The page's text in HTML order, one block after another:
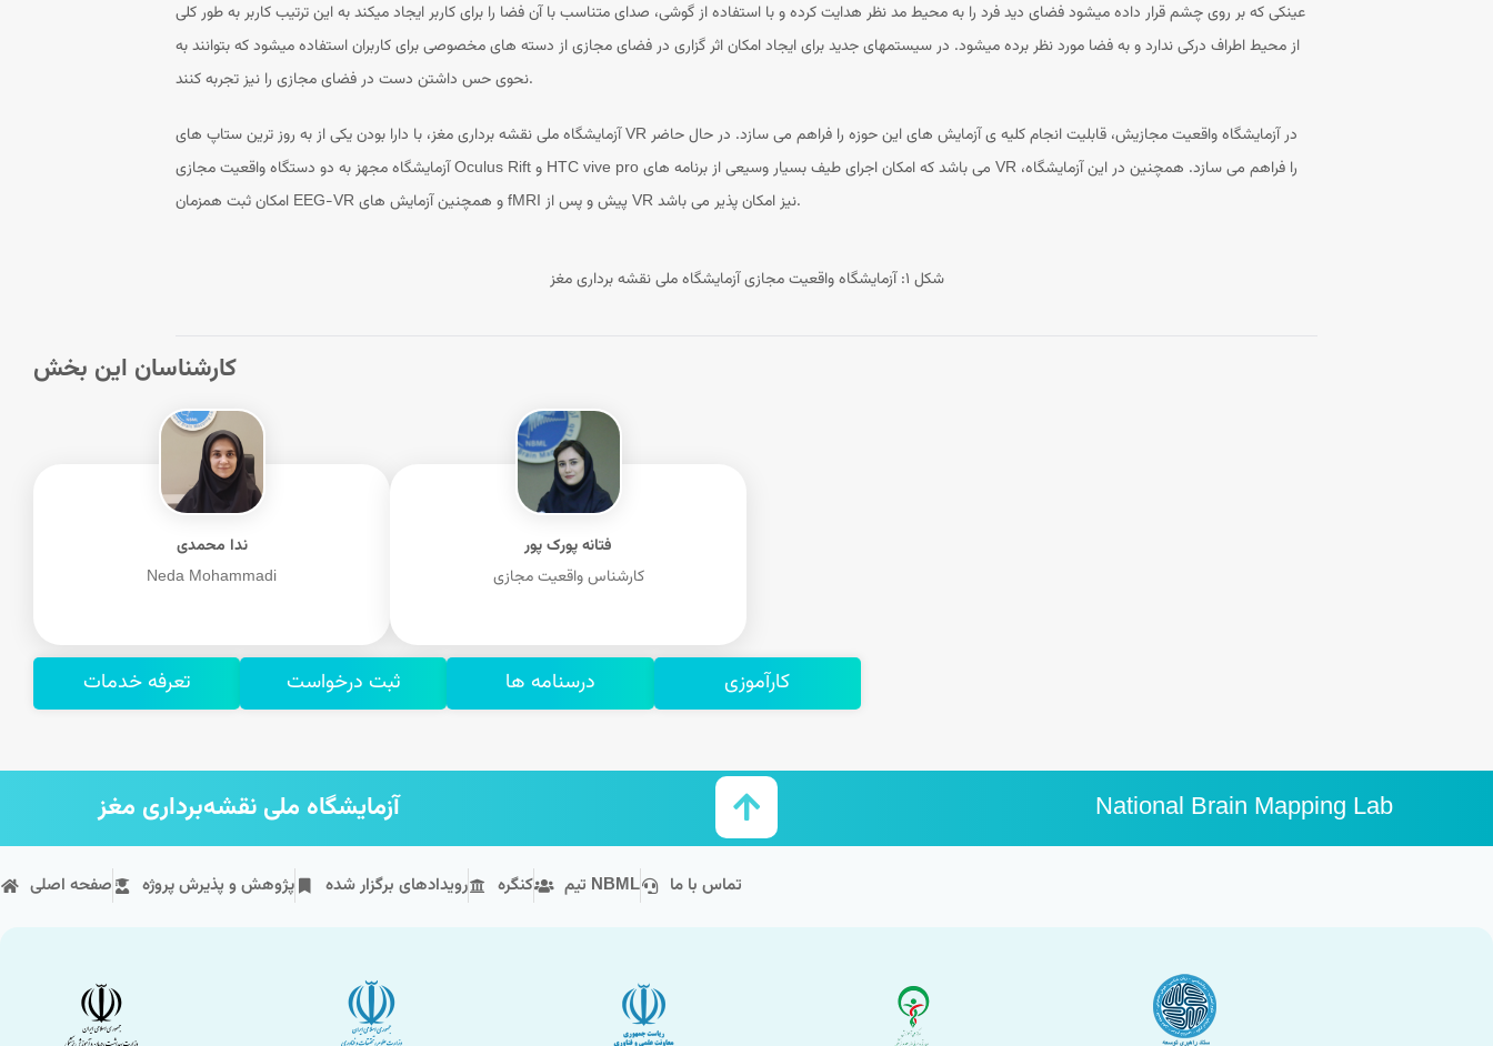
عینکی که بر روی چشم قرار داده میشود فضای دید فرد را به محیط مد نظر هدایت کرده و با استفاده از گوشی، صدای متناسب با آن فضا را برای کاربر ایجاد میکند به این ترتیب کاربر به طور کلی
از محیط اطراف درکی ندارد و به فضا مورد نظر برده میشود. در سیستمهای جدید برای ایجاد امکان اثر گزاری در فضای مجازی از دسته های مخصوصی برای کاربران استفاده میشود که بتوانند به
نحوی حس داشتن دست در فضای مجازی را نیز تجربه کنند.
آزمایشگاه ملی نقشه برداری مغز، با دارا بودن یکی از به روز ترین ستاپ های VR در آزمایشگاه واقعیت مجازیش، قابلیت انجام کلیه ی آزمایش های این حوزه را فراهم می سازد. در حال حاضر
آزمایشگاه مجهز به دو دستگاه واقعیت مجازی Oculus Rift و HTC vive pro می باشد که امکان اجرای طیف بسیار وسیعی از برنامه های VR را فراهم می سازد. همچنین در این آزمایشگاه،
امکان ثبت همزمان EEG-VR و همچنین آزمایش های fMRI پیش و پس از VR نیز امکان پذیر می باشد.
شکل ۱: آزمایشگاه واقعیت مجازی آزمایشگاه ملی نقشه برداری مغز
کارشناسان این بخش
ندا محمدی
Neda Mohammadi
فتانه پورک پور
کارشناس واقعیت مجازی
تعرفه خدمات ثبت درخواست درسنامه ها کارآموزی
آزمایشگاه ملی نقشه‌برداری مغز National Brain Mapping Lab
صفحه اصلی پژوهش و پذیرش پروژه رویداد‌های برگزار شده کنگره تیم NBML تماس با ما